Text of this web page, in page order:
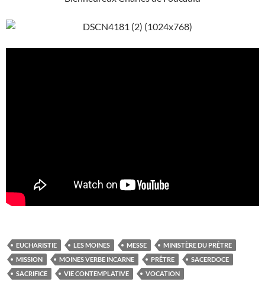
EUCHARISTIE LES MOINES MESSE
MINISTÈRE DU PRÊTRE
MISSION
MOINES VERBE INCARNE PRÊTRE
SACERDOCE
SACRIFICE
VIE CONTEMPLATIVE VOCATION